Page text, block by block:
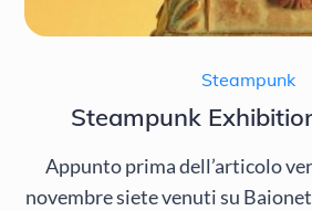
Steampunk
Steampunk
Appunto prima dell’articolo
novembre siete venuti su